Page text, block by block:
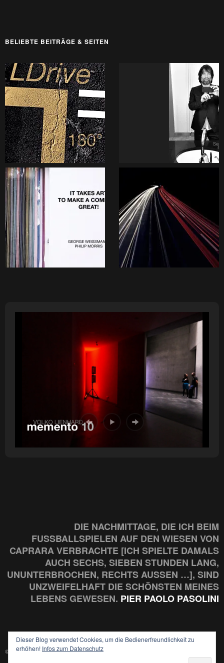
BELIEBTE BEITRÄGE & SEITEN
DIE NACHMITTAGE, DIE ICH BEIM
FUSSBALLSPIELEN AUF DEN WIESEN VON C
APRARA VERBRACHTE [ICH SPIELTE DAMALS A
UCH SECHS, SIEBEN STUNDEN LANG, U
NUNTERBROCHEN, RECHTS AUSSEN …], SIND UN
ZWEIFELHAFT DIE SCHÖNSTEN MEINES LE
BENS GEWESEN.
PIER PAOLO PASOLINI
© 2026 LIENHARD DRIVE
Dieser Blog verwendet Cookies, um die Bedienerfreundlichkeit zu
erhöhen! Infos zum Datenschutz